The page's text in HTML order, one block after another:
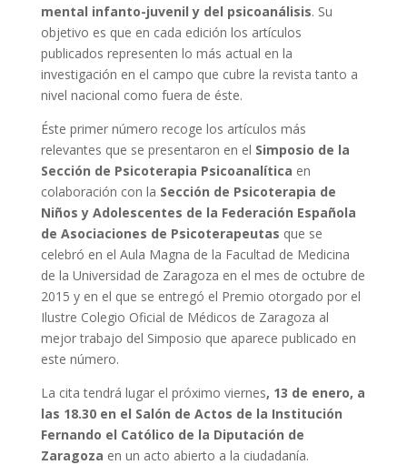
mental infanto-juvenil y del psicoanálisis. Su
objetivo es que en cada edición los artículos
publicados representen lo más actual en la
investigación en el campo que cubre la revista tanto a
nivel nacional como fuera de éste.
Éste primer número recoge los artículos más
relevantes que se presentaron en el Simposio de la
Sección de Psicoterapia Psicoanalítica en
colaboración con la Sección de Psicoterapia de
Niños y Adolescentes de la Federación Española
de Asociaciones de Psicoterapeutas que se
celebró en el Aula Magna de la Facultad de Medicina
de la Universidad de Zaragoza en el mes de octubre de
2015 y en el que se entregó el Premio otorgado por el
Ilustre Colegio Oficial de Médicos de Zaragoza al
mejor trabajo del Simposio que aparece publicado en
este número.
La cita tendrá lugar el próximo viernes, 13 de enero, a
las 18.30 en el Salón de Actos de la Institución
Fernando el Católico de la Diputación de
Zaragoza en un acto abierto a la ciudadanía.